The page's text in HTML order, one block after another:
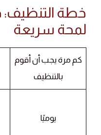
خطة
لمحة سريعة
كم مرة يجب أن أقوم
بالتنظيف
يوميًا